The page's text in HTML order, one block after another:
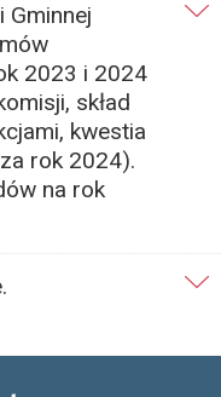
Gminnej
2023 i 2024
skład
kwestia
rok 2024).
na rok